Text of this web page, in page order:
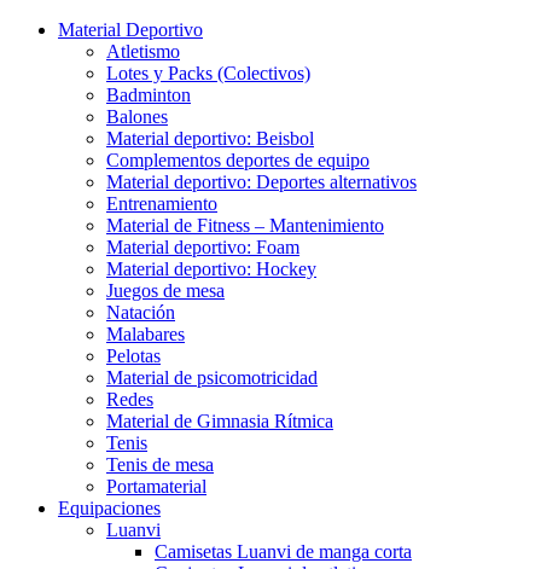
Material Deportivo
Atletismo
Lotes y Packs (Colectivos)
Badminton
Balones
Material deportivo: Beisbol
Complementos deportes de equipo
Material deportivo: Deportes alternativos
Entrenamiento
Material de Fitness – Mantenimiento
Material deportivo: Foam
Material deportivo: Hockey
Juegos de mesa
Natación
Malabares
Pelotas
Material de psicomotricidad
Redes
Material de Gimnasia Rítmica
Tenis
Tenis de mesa
Portamaterial
Equipaciones
Luanvi
Camisetas Luanvi de manga corta